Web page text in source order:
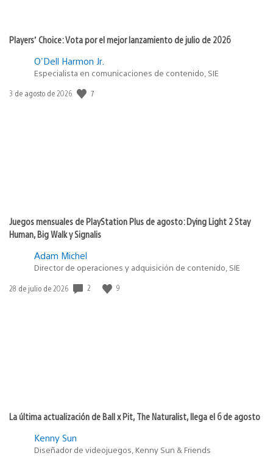
Players’ Choice: Vota por el mejor lanzamiento de julio de 2026
O'Dell Harmon Jr.
Especialista en comunicaciones de contenido, SIE
Fecha
3 de agosto de 2026 7
Juegos mensuales de PlayStation Plus de agosto: Dying Light 2 Stay
Human, Big Walk y Signalis
Adam Michel
Director de operaciones y adquisición de contenido, SIE
Fecha
28 de julio de 2026 2 9
La última actualización de Ball x Pit, The Naturalist, llega el 6 de agosto
Kenny Sun
Diseñador de videojuegos, Kenny Sun & Friends